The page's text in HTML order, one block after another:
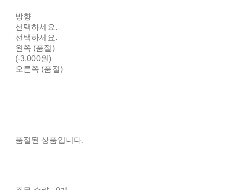
방향
선택하세요.
선택하세요.
왼쪽 (품절)
(-3,000원)
오른쪽 (품절)
품절된 상품입니다.